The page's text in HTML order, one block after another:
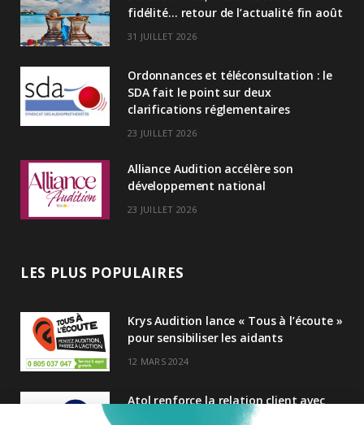
n
fidélité… retour de l’actualité fin août
31 JUILLET 2026
Ordonnances et téléconsultation : le
SDA fait le point sur deux
clarifications réglementaires
23 JUILLET 2026
Alliance Audition accélère son
développement national
23 JUILLET 2026
LES PLUS POPULAIRES
Krys Audition lance « Tous à l’écoute »
pour sensibiliser les aidants
12 MARS 2024
Atol renforce la relation client avec
une nouvelle campagne axée sur la